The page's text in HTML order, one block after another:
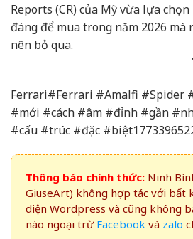
Reports (CR) của Mỹ vừa lựa
đáng để mua trong năm 2026
nên bỏ qua.
Ferrari#Ferrari #Amalfi #Spider
#mới #cách #âm #đỉnh #gần
#cấu #trúc #đặc
Thông báo chính thức: Ninh
GiuseArt) không hợp tác với bất
diện Wordpress và cũng không
nào ngoại trừ Facebook và zalo